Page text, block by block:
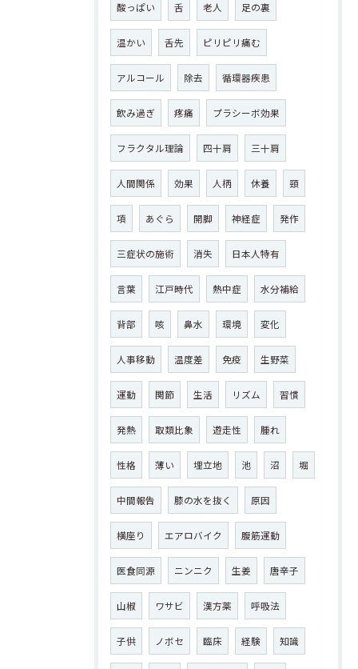
酸っぱい 舌 老人 足の裏
温かい 舌先 ピリピリ痛む
アルコール 除去 循環器疾患
飲み過ぎ 疼痛 プラシーボ効果
フラクタル理論 四十肩 三十肩
人間関係 効果 人柄 休養 頸
項 あぐら 開脚 神経症 発作
三症状の施術 消失 日本人特有
言葉 江戸時代 熱中症 水分補給
背部 咳 鼻水 環境 変化
人事移動 温度差 免疫 生野菜
運動 関節 生活 リズム 習慣
発熱 取類比象 遊走性 腫れ
性格 薄い 埋立地 池 沼 堀
中間報告 膝の水を抜く 原因
横座り エアロバイク 腹筋運動
医食同源 ニンニク 生姜 唐辛子
山椒 ワサビ 漢方薬 呼吸法
子供 ノボセ 臨床 経験 知識